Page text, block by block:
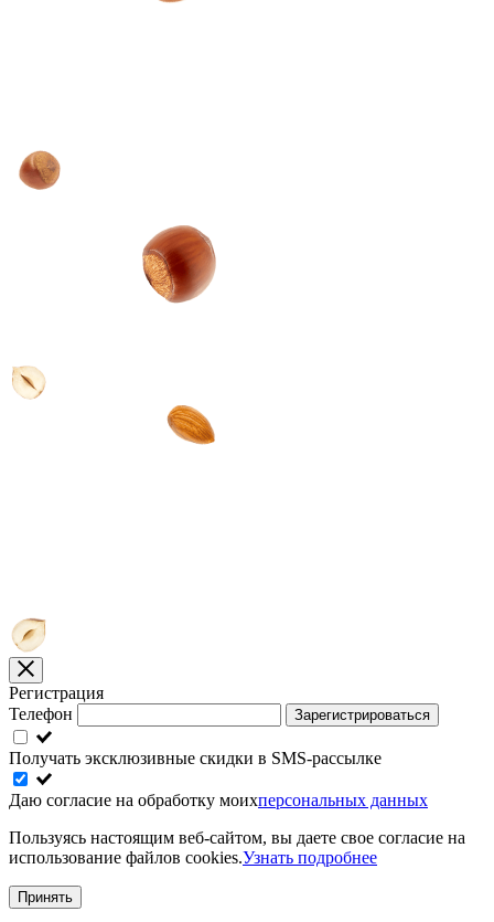
Регистрация
Телефон
Зарегистрироваться
Получать эксклюзивные скидки в SMS-рассылке
Даю согласие на обработку моихперсональных данных
Пользуясь настоящим веб-сайтом, вы даете свое согласие на
использование файлов cookies.Узнать подробнее
Принять